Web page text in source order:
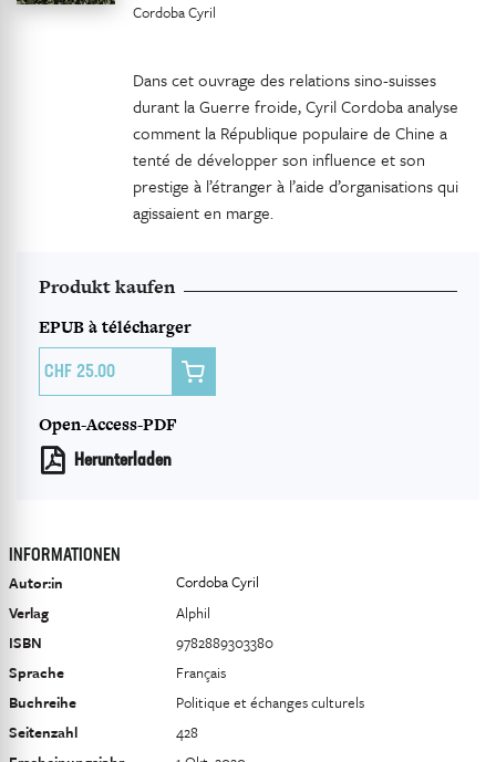
Cordoba Cyril
Dans cet ouvrage des relations sino-suisses
durant la Guerre froide, Cyril Cordoba analyse
comment la République populaire de Chine a
tenté de développer son influence et son
prestige à l’étranger à l’aide d’organisations qui
agissaient en marge.
Produkt kaufen
EPUB à télécharger
25.00 
Open-Access-PDF
Herunterladen
INFORMATIONEN
Autor:in
Cordoba Cyril
Verlag
Alphil
ISBN
9782889303380
Sprache
Français
Buchreihe
Politique et échanges culturels
Seitenzahl
428